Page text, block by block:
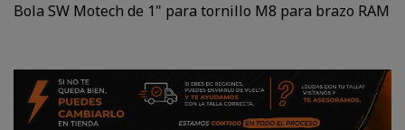
Bola SW Motech de 1" para tornillo M8 para brazo RAM